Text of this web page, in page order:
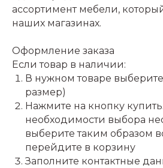
ассортимент мебели,
наших магазинах.
Оформление заказа
Если товар в наличии:
В нужном товаре
размер)
Нажмите на кнопку
необходимости выбора
выберите таким образом
перейдите в корзину
Заполните контактные